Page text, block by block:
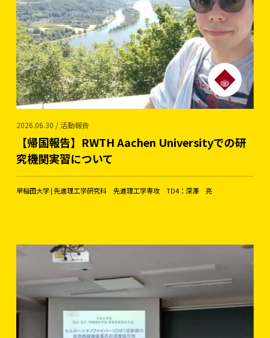
2026.06.30 / 活動報告
【帰国報告】RWTH Aachen Universityでの研
究機関実習について
早稲田大学 | 先進理工学研究科 先進理工学専攻 TD4：深澤 亮